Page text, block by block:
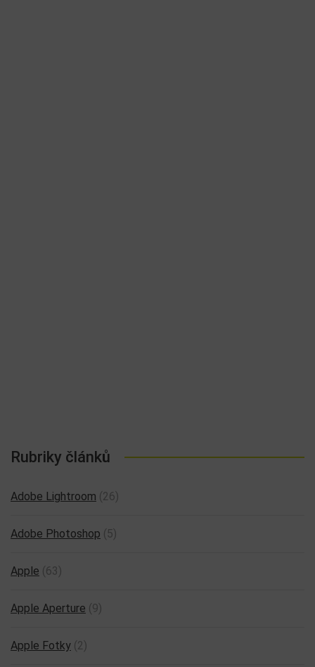
Rubriky článků
Adobe Lightroom (26)
Adobe Photoshop (5)
Apple (63)
Apple Aperture (9)
Apple Fotky (2)